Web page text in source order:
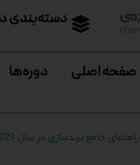
دسته‌بندی
صفحه اصلی دوره‌ها
راهنمای جامع برندسازی در سال 2021